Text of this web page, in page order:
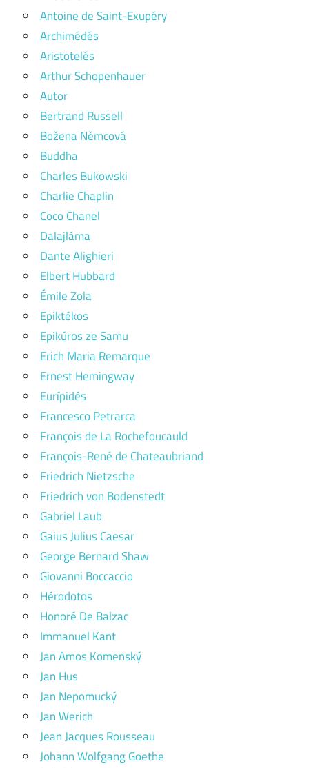
Antoine de Saint-Exupéry
Archimédés
Aristotelés
Arthur Schopenhauer
Autor
Bertrand Russell
Božena Němcová
Buddha
Charles Bukowski
Charlie Chaplin
Coco Chanel
Dalajláma
Dante Alighieri
Elbert Hubbard
Émile Zola
Epiktékos
Epikúros ze Samu
Erich Maria Remarque
Ernest Hemingway
Eurípidés
Francesco Petrarca
François de La Rochefoucauld
François-René de Chateaubriand
Friedrich Nietzsche
Friedrich von Bodenstedt
Gabriel Laub
Gaius Julius Caesar
George Bernard Shaw
Giovanni Boccaccio
Hérodotos
Honoré De Balzac
Immanuel Kant
Jan Amos Komenský
Jan Hus
Jan Nepomucký
Jan Werich
Jean Jacques Rousseau
Johann Wolfgang Goethe